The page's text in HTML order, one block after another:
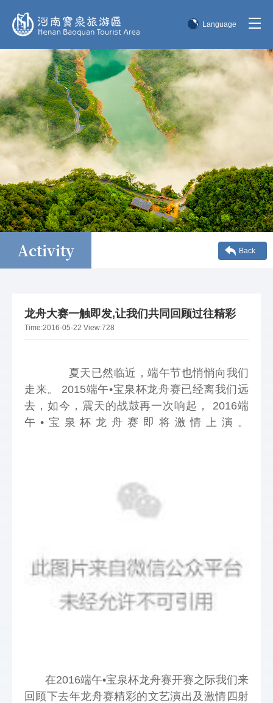
Language
English
한국어
日本語
Activity Back
龙舟大赛一触即发,让我们共同回顾过往精彩
Time:2016-05-22 View:728
夏天已然临近，端午节也悄悄向我们
走来。 2015端午•宝泉杯龙舟赛已经离我们远
去，如今，震天的战鼓再一次响起， 2016端
午•宝泉杯龙舟赛即将激情上演。
在2016端午•宝泉杯龙舟赛开赛之际我们来
回顾下去年龙舟赛精彩的文艺演出及激情四射